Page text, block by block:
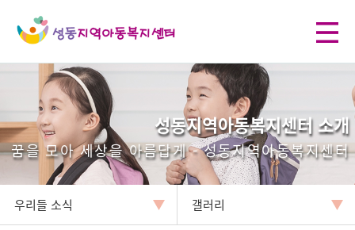
성동지역아동복지센터 소개
꿈을 모아 세상을 아름답게 - 성동지역아동복지센터
우리들 소식 갤러리